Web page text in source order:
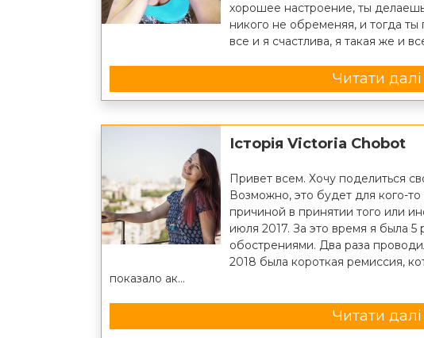
хорошее настроение, ты
никого не обременяя, и тогда
все и я счастлива, я такая же и
Читати далі
Історія Victoria Chobot
Привет всем. Хочу поделиться
Возможно, это будет для кого-
причиной в принятии того или
июля 2017. За это время я была 5
обострениями. Два раза
2018 была короткая ремиссия,
показало ак...
Читати далі